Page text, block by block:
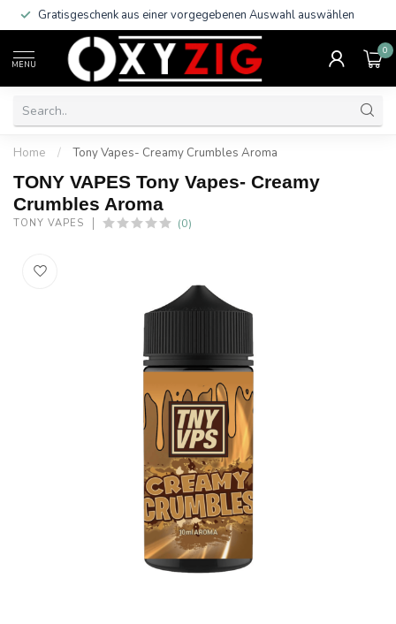
Gratisgeschenk aus einer vorgegebenen Auswahl auswählen
MENU
0
Home / Tony Vapes- Creamy Crumbles Aroma
TONY VAPES Tony Vapes- Creamy
Crumbles Aroma
TONY VAPES (0)